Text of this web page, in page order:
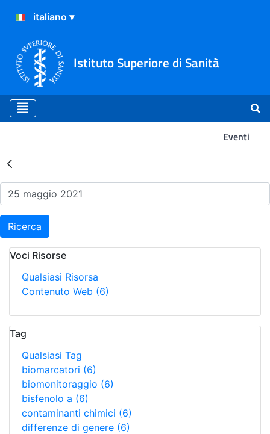
Istituto Superiore di Sanità
Eventi
Risultati della Ricerca -
Ricerca
Voci Risorse
Qualsiasi Risorsa
Contenuto Web (6)
Tag
Qualsiasi Tag
biomarcatori (6)
biomonitoraggio (6)
bisfenolo a (6)
contaminanti chimici (6)
differenze di genere (6)